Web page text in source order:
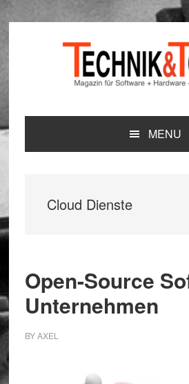
Zur
Hauptnavigation
Zum
Inhalt
Zur
Seitenspalte
MENU
Cloud Dienste
Open-Source
Unternehmen
BYAXEL